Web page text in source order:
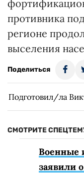
противника
регионе
выселения
Поделиться
Подготовил/ла
СМОТРИТЕ
Военные
заявили